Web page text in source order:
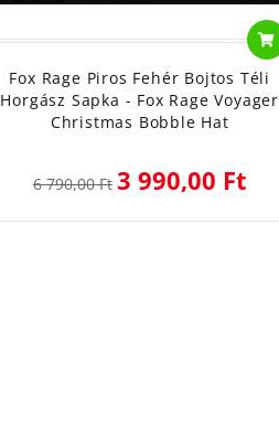
Fox Rage Piros Fehér Bojtos Téli
Horgász Sapka - Fox Rage Voyager
Christmas Bobble Hat
6 790,00 Ft 3 990,00 Ft